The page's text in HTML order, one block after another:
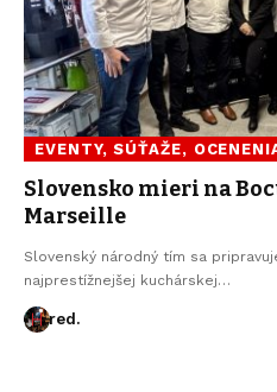
EVENTY, SÚŤAŽE,
Slovensko mieri na
Marseille
Slovenský národný tím sa
najprestížnejšej kuchárskej…
red.